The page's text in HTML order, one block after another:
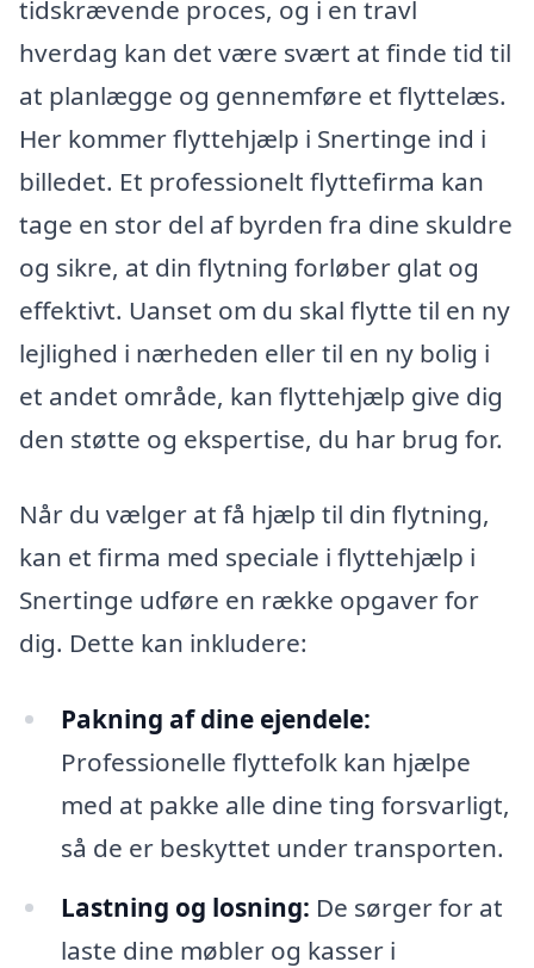
tidskrævende proces, og i en travl
hverdag kan det være svært at finde tid til
at planlægge og gennemføre et flyttelæs.
Her kommer flyttehjælp i Snertinge ind i
billedet. Et professionelt flyttefirma kan
tage en stor del af byrden fra dine skuldre
og sikre, at din flytning forløber glat og
effektivt. Uanset om du skal flytte til en ny
lejlighed i nærheden eller til en ny bolig i
et andet område, kan flyttehjælp give dig
den støtte og ekspertise, du har brug for.
Når du vælger at få hjælp til din flytning,
kan et firma med speciale i flyttehjælp i
Snertinge udføre en række opgaver for
dig. Dette kan inkludere:
Pakning af dine ejendele:
Professionelle flyttefolk kan hjælpe
med at pakke alle dine ting forsvarligt,
så de er beskyttet under transporten.
Lastning og losning: De sørger for at
laste dine møbler og kasser i